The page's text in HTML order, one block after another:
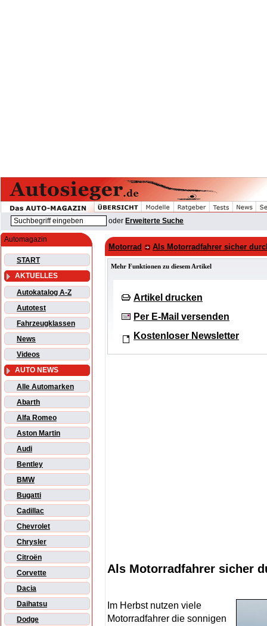
oder Erweiterte Suche
Automagazin
START
AKTUELLES
Autokatalog A-Z
Autotest
Fahrzeugklassen
News
Videos
AUTO NEWS
Alle Automarken
Abarth
Alfa Romeo
Aston Martin
Audi
Bentley
BMW
Bugatti
Cadillac
Chevrolet
Chrysler
Citroën
Corvette
Dacia
Daihatsu
Dodge
Motorrad Als Motorradfahrer sicher
Mehr Funktionen zu diesem Artikel
Artikel drucken
Per E-Mail versenden
Kostenloser Newsletter
Als Motorradfahrer sicher
Im Herbst nutzen viele
Motorradfahrer die sonnigen